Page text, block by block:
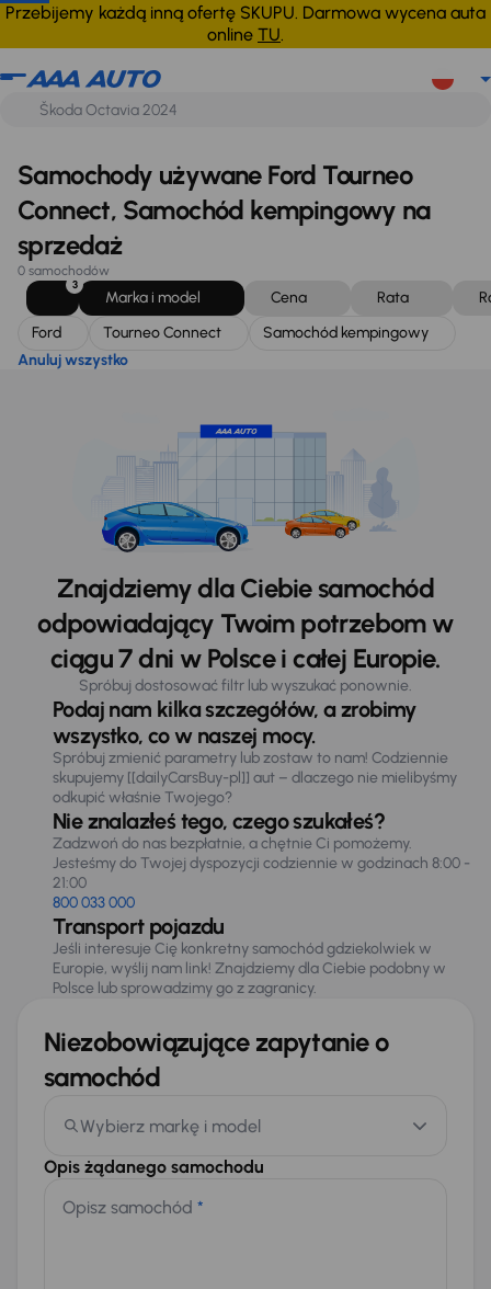
Przebijemy każdą inną ofertę SKUPU. Darmowa wycena auta
online TU.
Ford Tourneo Connect Samochód kempingowyAnuluj wszystko
Samochody używane Ford Tourneo
Connect, Samochód kempingowy na
sprzedaż
0 samochodów
3
Marka i model Cena Rata
Ford
Tourneo Connect
Samochód kempingowy
Anuluj wszystko
Znajdziemy dla Ciebie samochód
odpowiadający Twoim potrzebom w
ciągu 7 dni w Polsce i całej Europie.
Spróbuj dostosować filtr lub wyszukać ponownie.
Podaj nam kilka szczegółów, a zrobimy
wszystko, co w naszej mocy.
Spróbuj zmienić parametry lub zostaw to nam! Codziennie
skupujemy [[dailyCarsBuy-pl]] aut – dlaczego nie mielibyśmy
odkupić właśnie Twojego?
Nie znalazłeś tego, czego szukałeś?
Zadzwoń do nas bezpłatnie, a chętnie Ci pomożemy.
Jesteśmy do Twojej dyspozycji codziennie w godzinach 8:00 -
21:00
800 033 000
Transport pojazdu
Jeśli interesuje Cię konkretny samochód gdziekolwiek w
Europie, wyślij nam link! Znajdziemy dla Ciebie podobny w
Polsce lub sprowadzimy go z zagranicy.
Niezobowiązujące zapytanie o
samochód
Wybierz markę i model
Opis żądanego samochodu
Opisz samochód *